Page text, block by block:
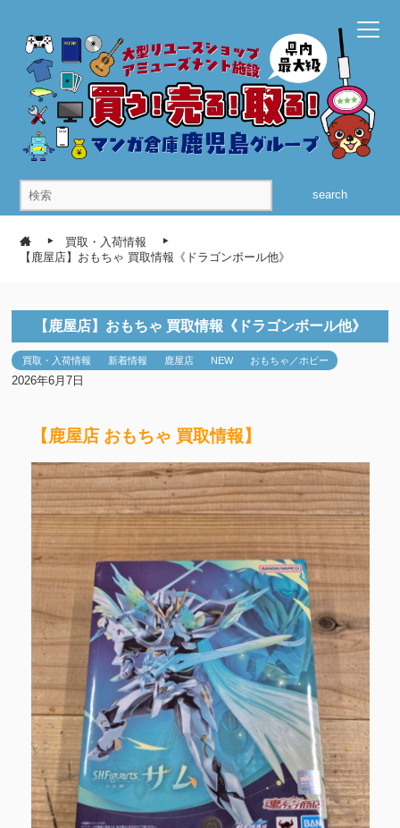
search
買取・入荷情報
【鹿屋店】おもちゃ 買取情報《ドラゴンボール他》
【鹿屋店】おもちゃ 買取情報《ドラゴンボール他》
買取・入荷情報 新着情報 鹿屋店 NEW おもちゃ／ホビー
2026年6月7日
【鹿屋店 おもちゃ 買取情報】